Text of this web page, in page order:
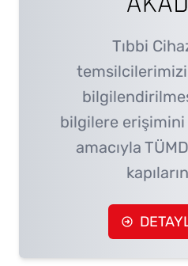
Tıbbi
bilgilere erişimini
amacıyla